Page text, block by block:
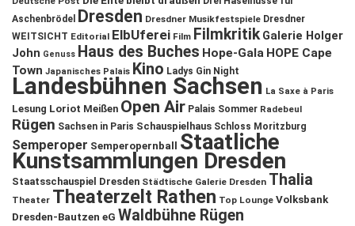
Aschenbrödel
Dresden Dresdner Musikfestspiele Dresdner
WEITSICHT Editorial ElbUferei Film Filmkritik Galerie Holger
John Genuss Haus des Buches Hope-Gala HOPE Cape
Town Japanisches Palais Kino Ladys Gin Night
Landesbühnen Sachsen La Saxe à Paris
Lesung Loriot Meißen Open Air Palais Sommer Radebeul
Rügen Sachsen in Paris Schauspielhaus Schloss Moritzburg
Semperoper Semperopernball Staatliche
Kunstsammlungen Dresden
Staatsschauspiel Dresden Städtische Galerie Dresden Thalia
Theater Theaterzelt Rathen Top Lounge Volksbank
Dresden-Bautzen eG Waldbühne Rügen